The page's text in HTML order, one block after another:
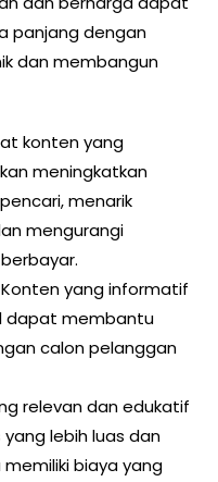
panjang dengan
dan membangun
konten yang
meningkatkan
menarik
mengurangi
Konten yang informatif
dapat membantu
calon pelanggan
relevan dan edukatif
lebih luas dan
biaya yang